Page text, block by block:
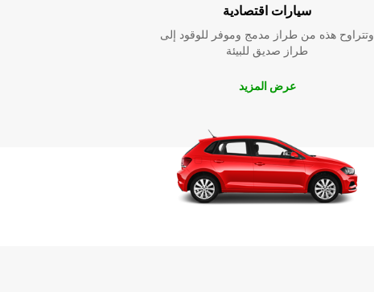
سيارات اقتصادية
وتتراوح هذه من طراز مدمج وموفر للوقود إلى
طراز صديق للبيئة
عرض المزيد